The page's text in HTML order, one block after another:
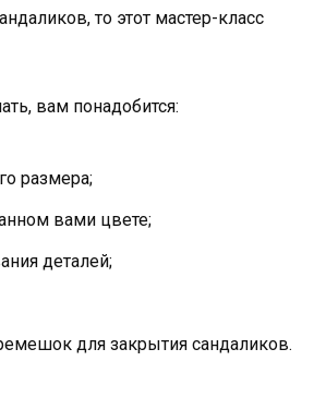
то этот мастер-класс
вам понадобится:
размера;
вами цвете;
деталей;
для закрытия сандаликов.